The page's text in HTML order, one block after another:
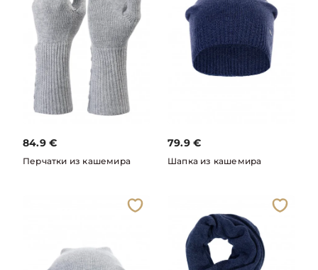
84.9 €
Перчатки из кашемира
79.9 €
Шапка из кашемира